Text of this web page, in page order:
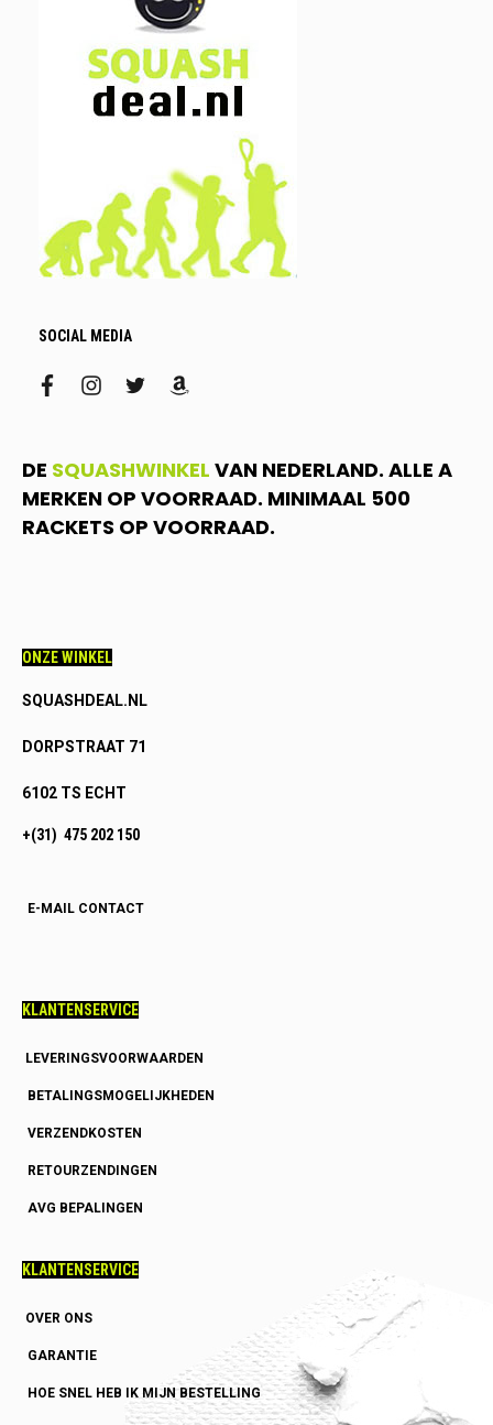
SOCIAL MEDIA
facebookinstagram
twitteramazon
DE SQUASHWINKEL VAN NEDERLAND. ALLE A
MERKEN OP VOORRAAD. MINIMAAL 500
RACKETS OP VOORRAAD.
ONZE WINKEL
SQUASHDEAL.NL
DORPSTRAAT 71
6102 TS ECHT
+(31) 475 202 150
E-MAIL CONTACT
KLANTENSERVICE
LEVERINGSVOORWAARDEN
BETALINGSMOGELIJKHEDEN
VERZENDKOSTEN
RETOURZENDINGEN
AVG BEPALINGEN
KLANTENSERVICE
OVER ONS
GARANTIE
HOE SNEL HEB IK MIJN BESTELLING